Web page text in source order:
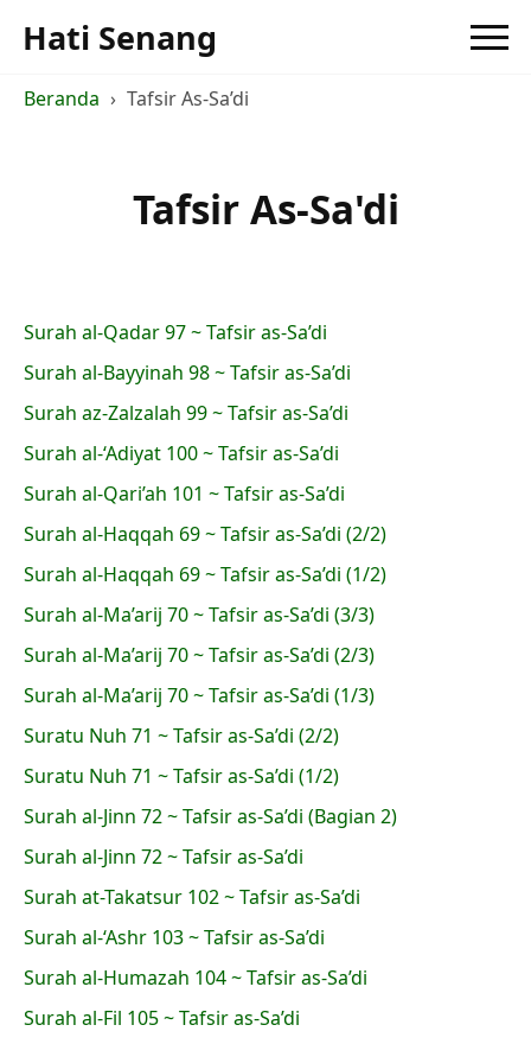
Hati Senang
Beranda Tafsir As-Sa’di
Tafsir As-Sa'di
Surah al-Qadar 97 ~ Tafsir as-Sa’di
Surah al-Bayyinah 98 ~ Tafsir as-Sa’di
Surah az-Zalzalah 99 ~ Tafsir as-Sa’di
Surah al-‘Adiyat 100 ~ Tafsir as-Sa’di
Surah al-Qari’ah 101 ~ Tafsir as-Sa’di
Surah al-Haqqah 69 ~ Tafsir as-Sa’di (2/2)
Surah al-Haqqah 69 ~ Tafsir as-Sa’di (1/2)
Surah al-Ma’arij 70 ~ Tafsir as-Sa’di (3/3)
Surah al-Ma’arij 70 ~ Tafsir as-Sa’di (2/3)
Surah al-Ma’arij 70 ~ Tafsir as-Sa’di (1/3)
Suratu Nuh 71 ~ Tafsir as-Sa’di (2/2)
Suratu Nuh 71 ~ Tafsir as-Sa’di (1/2)
Surah al-Jinn 72 ~ Tafsir as-Sa’di (Bagian 2)
Surah al-Jinn 72 ~ Tafsir as-Sa’di
Surah at-Takatsur 102 ~ Tafsir as-Sa’di
Surah al-‘Ashr 103 ~ Tafsir as-Sa’di
Surah al-Humazah 104 ~ Tafsir as-Sa’di
Surah al-Fil 105 ~ Tafsir as-Sa’di